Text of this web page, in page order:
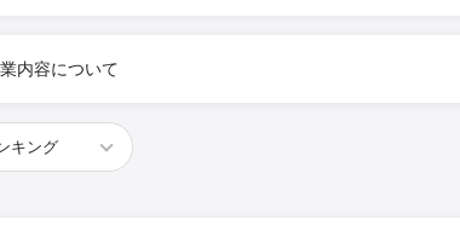
内容について